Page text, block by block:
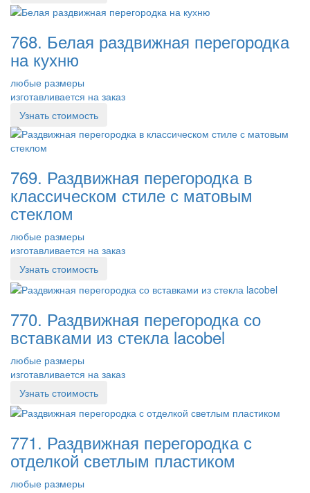
768. Белая раздвижная перегородка
на кухню
любые размеры
изготавливается на заказ
Узнать стоимость
769. Раздвижная перегородка в
классическом стиле с матовым
стеклом
любые размеры
изготавливается на заказ
Узнать стоимость
770. Раздвижная перегородка со
вставками из стекла lacobel
любые размеры
изготавливается на заказ
Узнать стоимость
771. Раздвижная перегородка с
отделкой светлым пластиком
любые размеры